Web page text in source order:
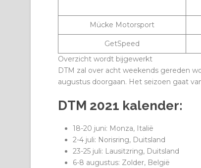
Mücke Motorsport
GetSpeed
Overzicht wordt bijgewerkt
DTM zal over acht weekends gereden
augustus doorgaan. Het seizoen gaat
DTM 2021 kalender:
18-20 juni: Monza, Italië
2-4 juli: Norisring, Duitsland
23-25 juli: Lausitzring, Duitsland
6-8 augustus: Zolder, België